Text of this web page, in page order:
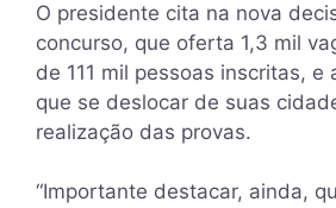
O presidente cita na nova
concurso, que oferta 1,3 mil
de 111 mil pessoas inscritas, e
que se deslocar de suas
realização das provas.
“Importante destacar, ainda,